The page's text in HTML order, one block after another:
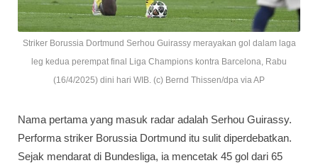
Striker Borussia Dortmund Serhou Guirassy merayakan gol dalam laga
leg kedua perempat final Liga Champions kontra Barcelona, Rabu
(16/4/2025) dini hari WIB. (c) Bernd Thissen/dpa via AP
Nama pertama yang masuk radar adalah Serhou Guirassy.
Performa striker Borussia Dortmund itu sulit diperdebatkan.
Sejak mendarat di Bundesliga, ia mencetak 45 gol dari 65